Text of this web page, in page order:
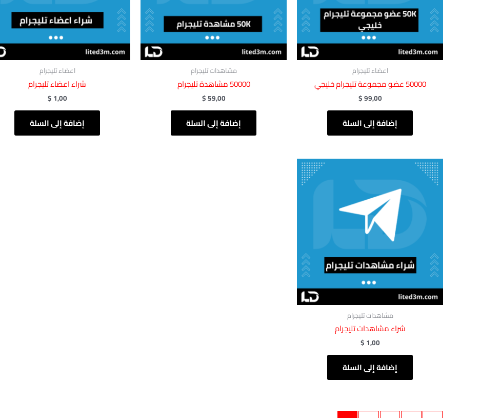
اعضاء تليجرام
50000 عضو مجموعة تليجرام خليجي
$99,00
إضافة إلى السلة
مشاهدات تليجرام
50000 مشاهدة تليجرام
$59,00
إضافة إلى السلة
اعضاء تليجرام
شراء اعضاء تليجرام
$1,00
إضافة إلى السلة
مشاهدات تليجرام
شراء مشاهدات تليجرام
$1,00
إضافة إلى السلة